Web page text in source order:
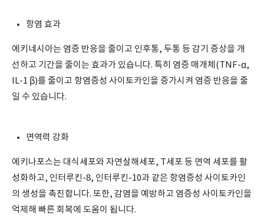
항염 효과
에키네시아는 염증 반응을 줄이고 인후통, 두통 등 감기 증상을 개
선하고 기간을 줄이는 효과가 있습니다. 특히 염증 매개체(TNF-α,
IL-1 β)를 줄이고 항염증성 사이토카인을 증가시켜 염증 반응을 줄
일 수 있습니다.
면역력 강화
에키나포스는 대식세포와 자연살해세포, T세포 등 면역 세포를 활
성화하고, 인터루킨-8, 인터루킨-10과 같은 항염증성 사이토카인
의 생성을 촉진합니다. 또한, 감염을 예방하고 염증성 사이토카인을
억제해 빠른 회복에 도움이 됩니다.